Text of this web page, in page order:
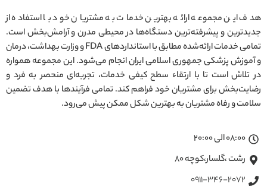
هدف این مجموعه ارائه بهترین خدمات به مشتریان خود با استفاده از
جدیدترین و پیشرفته‌ترین دستگاه‌ها در محیطی مدرن و آرامش‌بخش است.
تمامی خدمات ارائه‌شده مطابق با استانداردهای FDA و وزارت بهداشت، درمان
و آموزش پزشکی جمهوری اسلامی ایران انجام می‌شود. این مجموعه همواره
در تلاش است تا با ارتقاء سطح کیفی خدمات، تجربه‌ای منحصر به فرد و
رضایت‌بخش برای مشتریان خود فراهم کند. تمامی فرآیندها با هدف تضمین
سلامت و رفاه مشتریان به بهترین شکل ممکن پیش می‌رود.
08:00 الی 20:00
رشت ،گلسار،کوچه ۸۰
0911-346-2072